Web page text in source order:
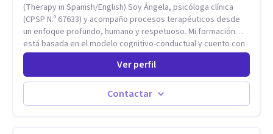
(Therapy in Spanish/English) Soy Ángela, psicóloga clínica
(CPSP N.º 67633) y acompaño procesos terapéuticos desde
un enfoque profundo, humano y respetuoso. Mi formación
está basada en el modelo cognitivo-conductual y cuento con
especialización en Terapia de Aceptación y Compromiso
(ACT), formada en Fundación Foro, Argentina. Estos estudios,
junto con mi desarrollo profesional, me han permitido
construir una base sólida desde la cual acompaño cada
proceso con sensibilidad, criterio clínico y una mirada
Ver perfil
Contactar